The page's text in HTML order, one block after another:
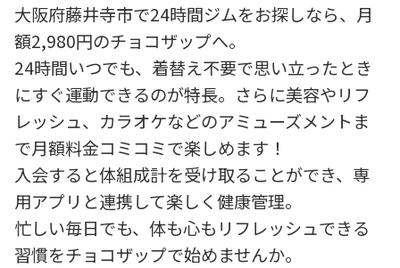
大阪府藤井寺市で24時間ジムをお探しなら、月
額2,980円のチョコザップへ。
24時間いつでも、着替え不要で思い立ったとき
にすぐ運動できるのが特長。さらに美容やリフ
レッシュ、カラオケなどのアミューズメントま
で月額料金コミコミで楽しめます！
入会すると体組成計を受け取ることができ、専
用アプリと連携して楽しく健康管理。
忙しい毎日でも、体も心もリフレッシュできる
習慣をチョコザップで始めませんか。